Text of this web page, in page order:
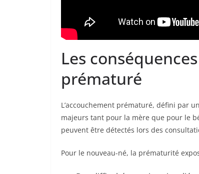
Les
prématuré
L’accouchement prématuré, défini par
majeurs tant pour la mère que pour le
peuvent être détectés lors des
Pour le nouveau-né, la prématurité